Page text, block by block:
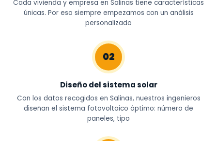
Cada vivienda y empresa en Salinas tiene características
únicas. Por eso siempre empezamos con un análisis
personalizado
02
Diseño del sistema solar
Con los datos recogidos en Salinas, nuestros ingenieros
diseñan el sistema fotovoltaico óptimo: número de
paneles, tipo